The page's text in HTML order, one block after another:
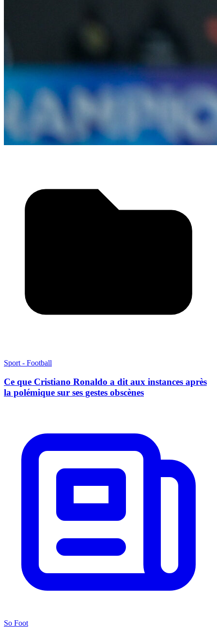
Sport - Football
Ce que Cristiano Ronaldo a dit aux instances après
la polémique sur ses gestes obscènes
So Foot